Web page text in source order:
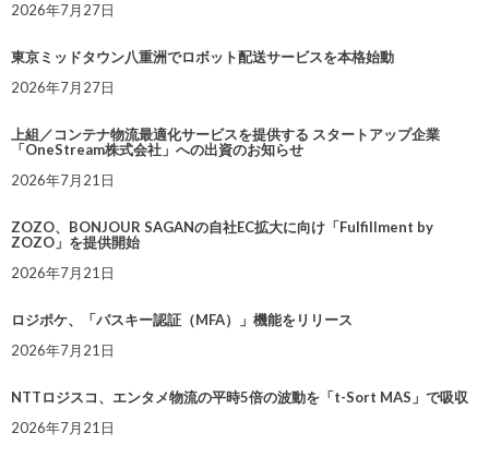
2026年7月27日
東京ミッドタウン八重洲でロボット配送サービスを本格始動
2026年7月27日
上組／コンテナ物流最適化サービスを提供する スタートアップ企業
「OneStream株式会社」への出資のお知らせ
2026年7月21日
ZOZO、BONJOUR SAGANの自社EC拡大に向け「Fulfillment by
ZOZO」を提供開始
2026年7月21日
ロジポケ、「パスキー認証（MFA）」機能をリリース
2026年7月21日
NTTロジスコ、エンタメ物流の平時5倍の波動を「t-Sort MAS」で吸収
2026年7月21日